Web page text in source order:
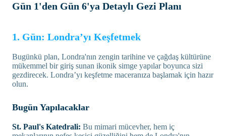
Gün 1'den Gün 6'ya Detaylı Gezi Planı
1. Gün: Londra’yı Keşfetmek
Bugünkü plan, Londra'nın zengin tarihine ve çağdaş kültürüne
mükemmel bir giriş sunan ikonik simge yapılar boyunca sizi
gezdirecek. Londra’yı keşfetme maceranıza başlamak için hazır
olun.
Bugün Yapılacaklar
St. Paul's Katedrali: Bu mimari mücevher, hem iç